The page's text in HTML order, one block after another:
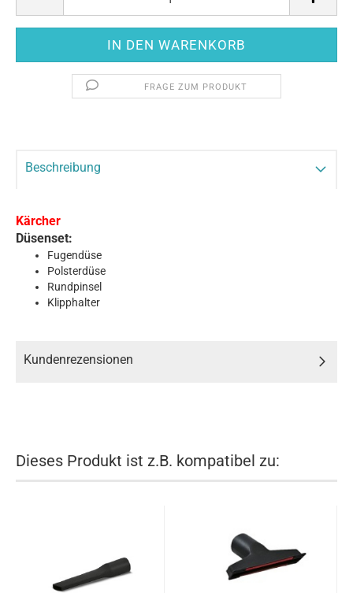
FRAGE ZUM PRODUKT
Beschreibung
Kärcher
​Düsenset:
Fugendüse
Polsterdüse
Rundpinsel
Klipphalter
Kundenrezensionen
Dieses Produkt ist z.B. kompatibel zu: